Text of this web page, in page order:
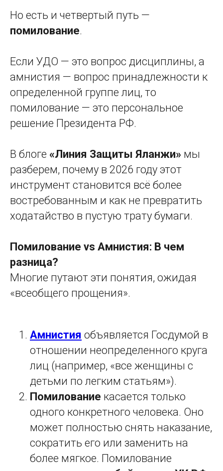
Но есть и четвертый путь —
помилование.
Если УДО — это вопрос дисциплины, а
амнистия — вопрос принадлежности к
определенной группе лиц, то
помилование — это персональное
решение Президента РФ.
В блоге «Линия Защиты Яланжи» мы
разберем, почему в 2026 году этот
инструмент становится всё более
востребованным и как не превратить
ходатайство в пустую трату бумаги.
Помилование vs Амнистия: В чем
разница?
Многие путают эти понятия, ожидая
«всеобщего прощения».
Амнистия объявляется Госдумой в
отношении неопределенного круга
лиц (например, «все женщины с
детьми по легким статьям»).
Помилование касается только
одного конкретного человека. Оно
может полностью снять наказание,
сократить его или заменить на
более мягкое. Помилование